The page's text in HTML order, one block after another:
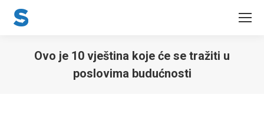
Ovo je 10 vještina koje će se tražiti u
poslovima budućnosti